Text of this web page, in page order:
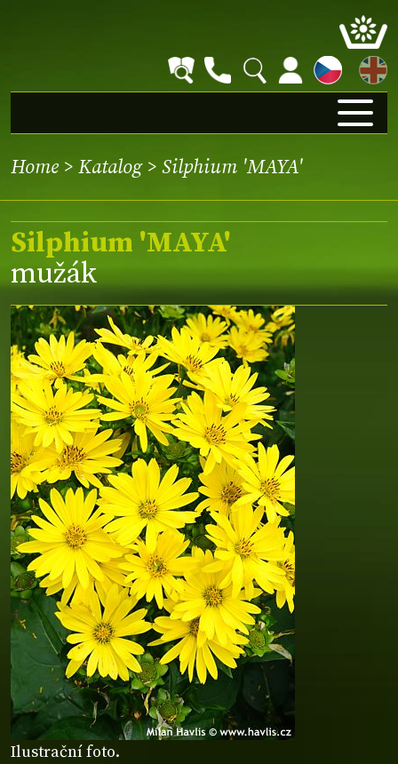
EN
Home > Katalog> Silphium 'MAYA'
Ilustrační foto.
Silphium 'MAYA'
mužák